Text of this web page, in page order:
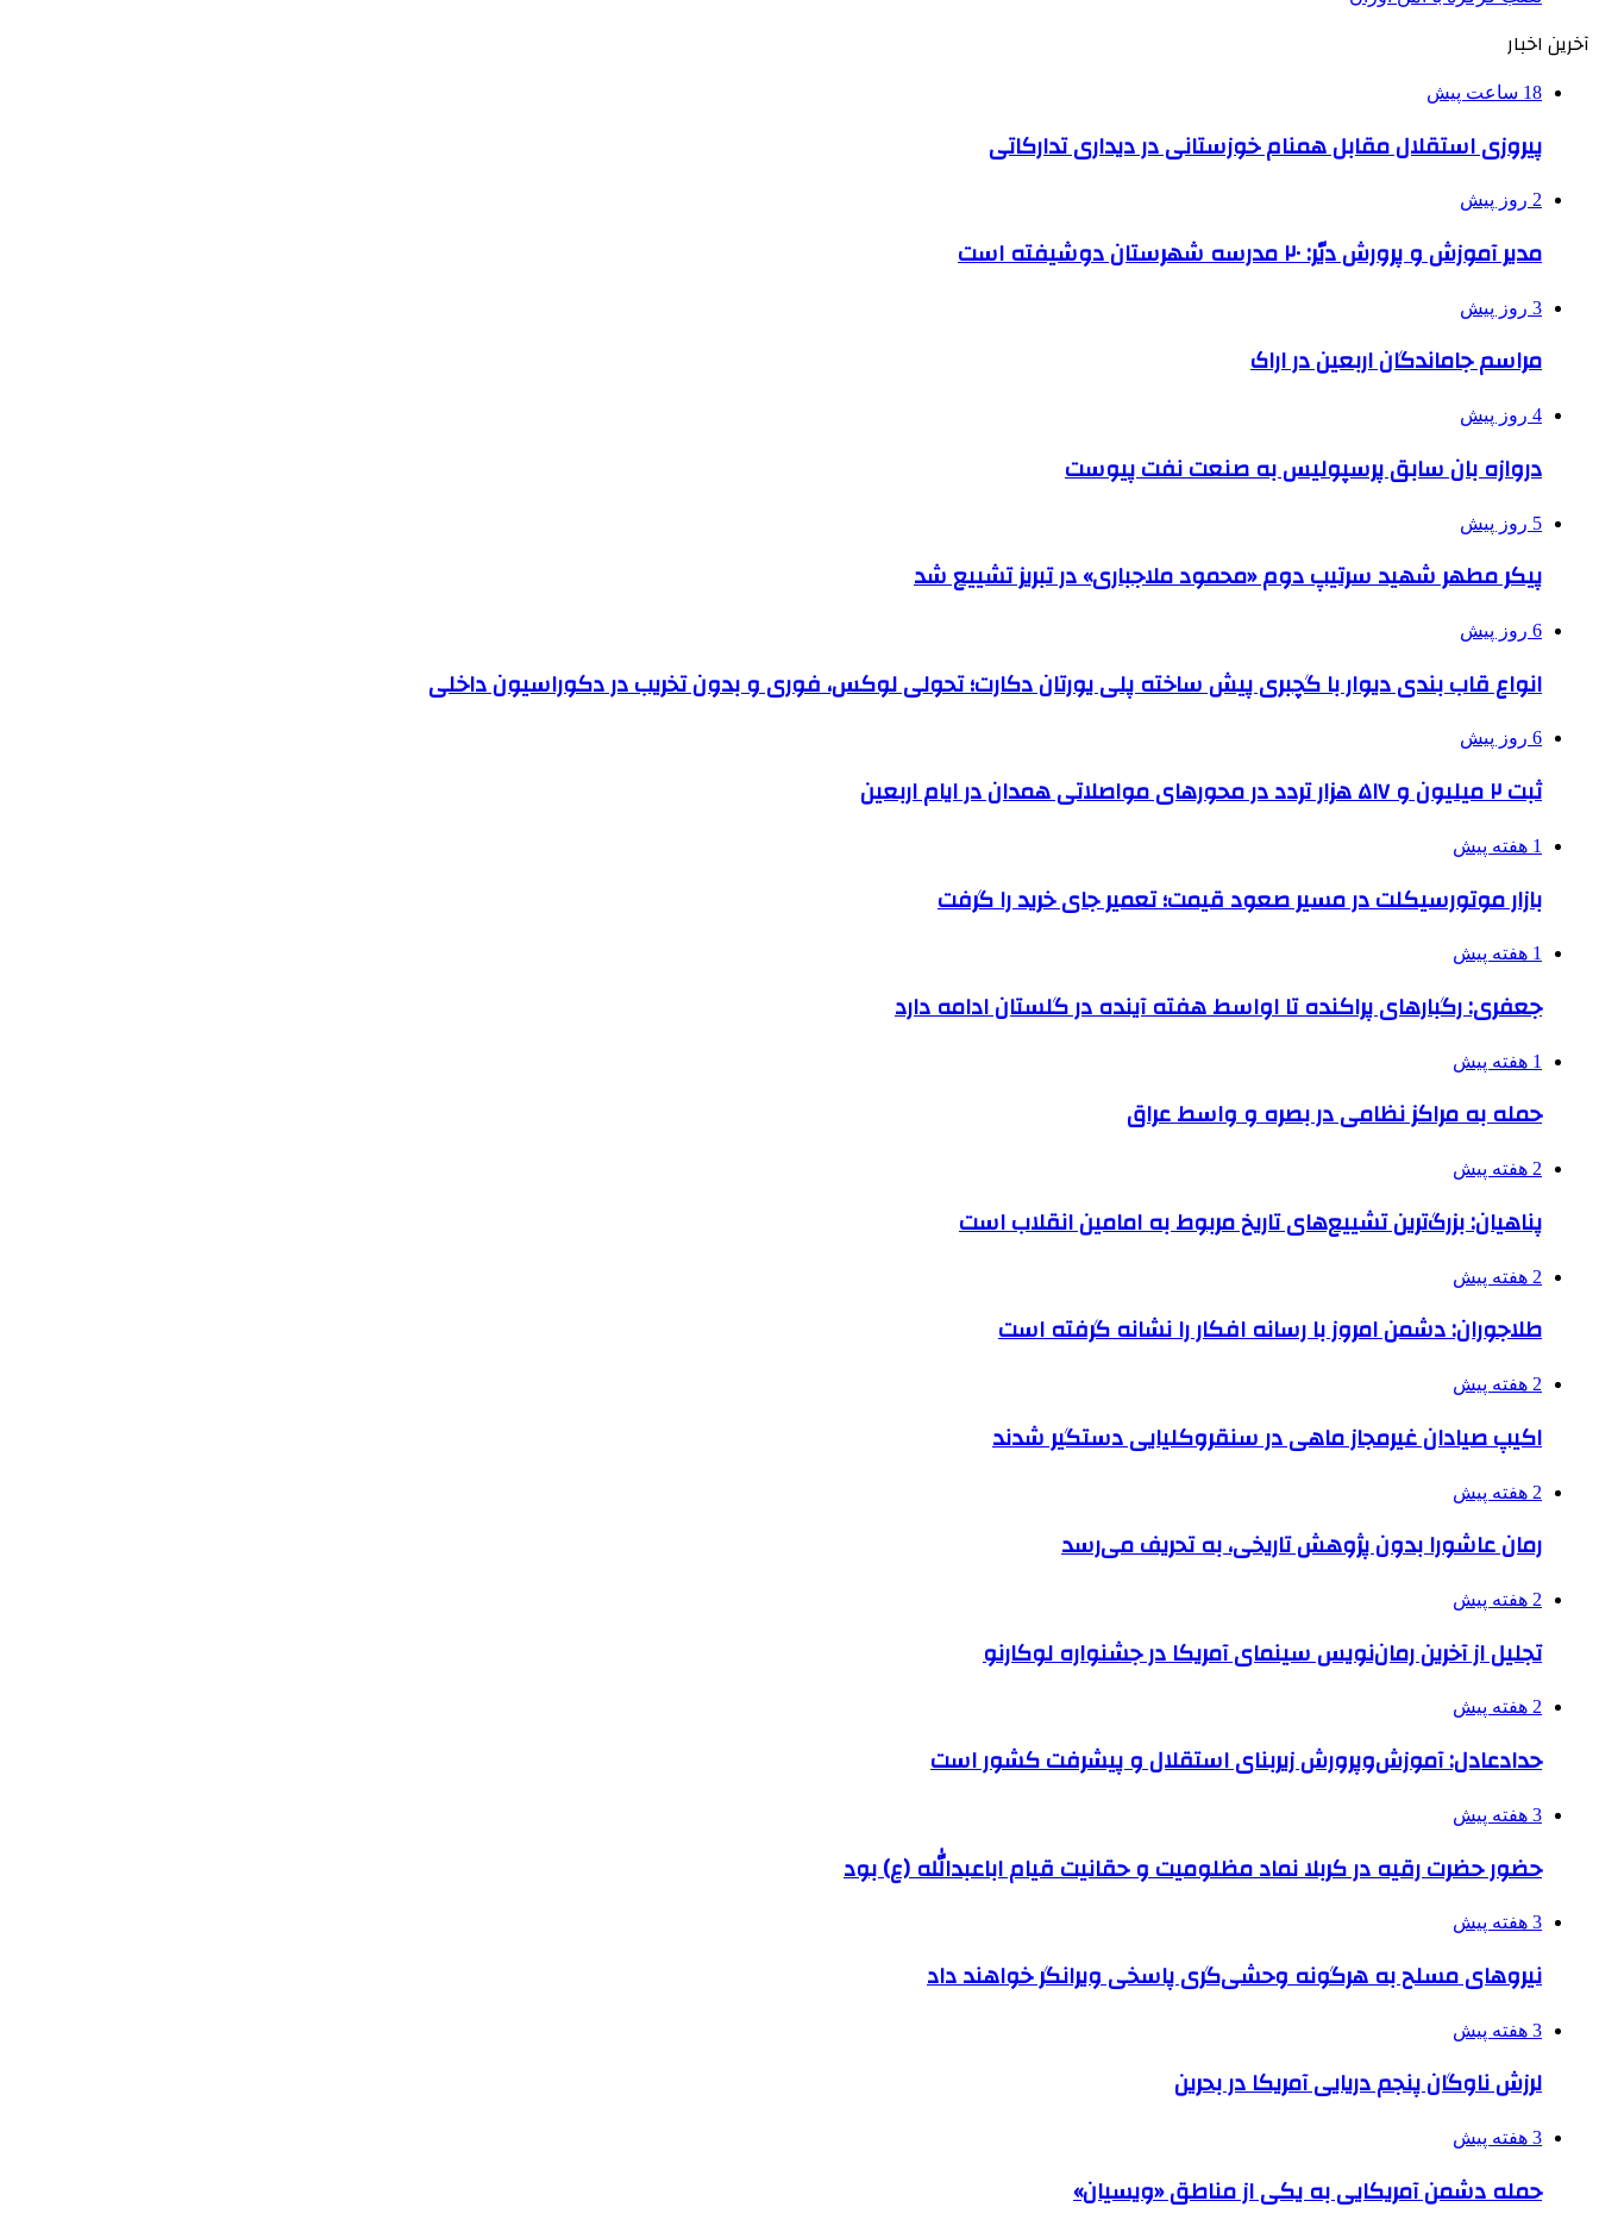
آخرین اخبار
18 ساعت پیش
پیروزی استقلال مقابل همنام خوزستانی در دیداری تدارکاتی
2 روز پیش
مدیر آموزش و پرورش دیّر: ۲۰ مدرسه شهرستان دوشیفته است
3 روز پیش
مراسم جاماندگان اربعین در اراک
4 روز پیش
دروازه بان سابق پرسپولیس به صنعت نفت پیوست
5 روز پیش
پیکر مطهر شهید سرتیپ دوم «محمود ملاجباری» در تبریز تشییع شد
6 روز پیش
انواع قاب بندی دیوار با گچبری پیش ساخته پلی یورتان دکارت؛ تحولی لوکس، فوری و بدون تخریب در دکوراسیون داخلی
6 روز پیش
ثبت ۲ میلیون و ۵۱۷ هزار تردد در محورهای مواصلاتی همدان در ایام اربعین
1 هفته پیش
بازار موتورسیکلت در مسیر صعود قیمت؛ تعمیر جای خرید را گرفت
1 هفته پیش
جعفری: رگبارهای پراکنده تا اواسط هفته آینده در گلستان ادامه دارد
1 هفته پیش
حمله به مراکز نظامی در بصره و واسط عراق
2 هفته پیش
پناهیان: بزرگ‌ترین تشییع‌های تاریخ مربوط به امامین انقلاب است
2 هفته پیش
طلاجوران: دشمن امروز با رسانه افکار را نشانه گرفته است
2 هفته پیش
اکیپ صیادان غیرمجاز ماهی در سنقروکلیایی دستگیر شدند
2 هفته پیش
رمان عاشورا بدون پژوهش تاریخی، به تحریف می‌رسد
2 هفته پیش
تجلیل از آخرین رمان‌نویس سینمای آمریکا در جشنواره لوکارنو
2 هفته پیش
حدادعادل: آموزش‌وپرورش زیربنای استقلال و پیشرفت کشور است
3 هفته پیش
حضور حضرت رقیه در کربلا نماد مظلومیت و حقانیت قیام اباعبدالله (ع) بود
3 هفته پیش
نیروهای مسلح به هرگونه وحشی‌گری پاسخی ویرانگر خواهند داد
3 هفته پیش
لرزش ناوگان پنجم دریایی آمریکا در بحرین
3 هفته پیش
حمله دشمن آمریکایی به یکی از مناطق «ویسیان»